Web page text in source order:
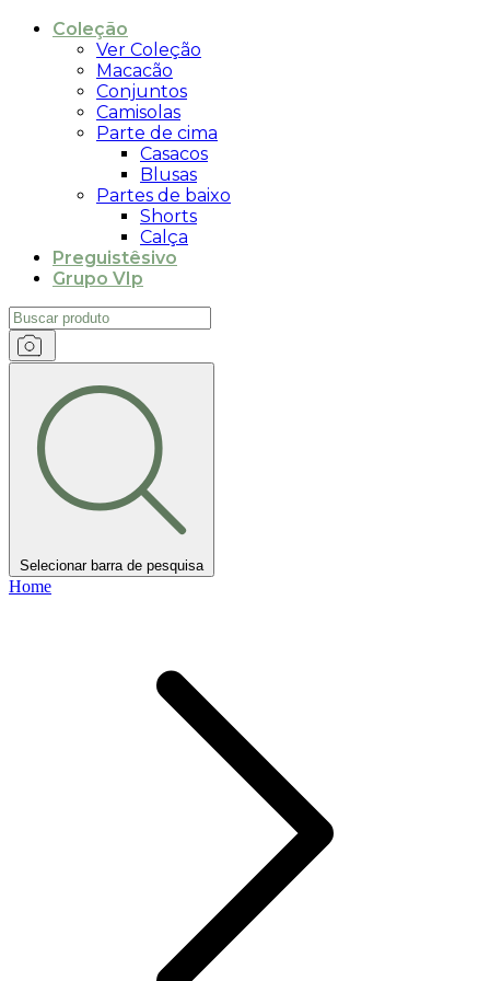
Coleção
Ver Coleção
Macacão
Conjuntos
Camisolas
Parte de cima
Casacos
Blusas
Partes de baixo
Shorts
Calça
Preguistêsivo
Grupo VIp
Selecionar barra de pesquisa
Home